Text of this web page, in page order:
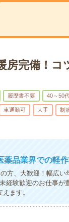
房完備！コ
履歴書不要 40～50
車通勤可 大手 制
薬品業界での軽
方、大歓迎！幅広い
経験歓迎のお仕事が
ます。